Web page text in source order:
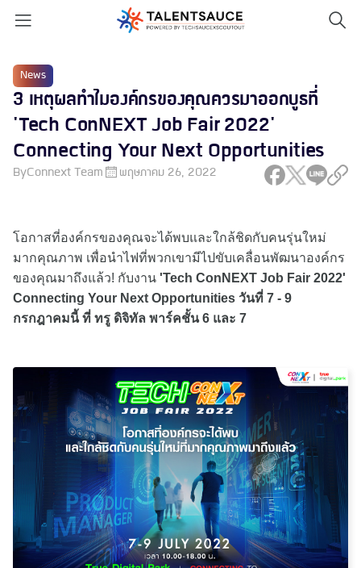
News
3 เหตุผลทำไมองค์กรของคุณควรมาออกบูธที่
'Tech ConNEXT Job Fair 2022'
Connecting Your Next Opportunities
ByConnext Team พฤษภาคม 26, 2022
โอกาสที่องค์กรของคุณจะได้พบและใกล้ชิดกับคนรุ่นใหม่
มากคุณภาพ เพื่อนำไฟที่พวกเขามีไปขับเคลื่อนพัฒนาองค์กร
ของคุณมาถึงแล้ว! กับงาน 'Tech ConNEXT Job Fair 2022'
Connecting Your Next Opportunities วันที่ 7 - 9
กรกฎาคมนี้ ที่ ทรู ดิจิทัล พาร์คชั้น 6 และ 7